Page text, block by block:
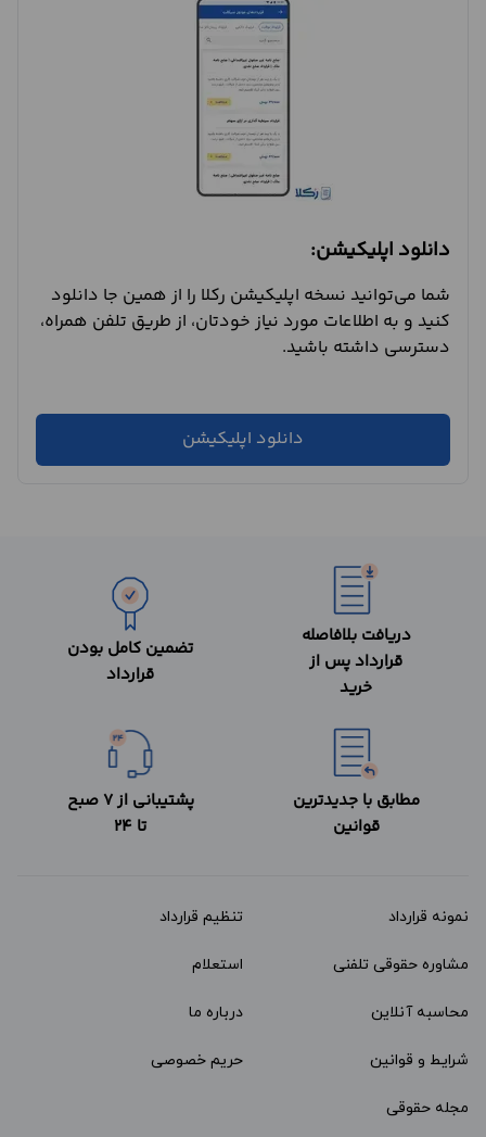
دانلود اپلیکیشن:
شما می‌توانید نسخه اپلیکیشن رکلا را از همین جا دانلود
کنید و به اطلاعات مورد نیاز خودتان، از طریق تلفن همراه،
دسترسی داشته باشید.
دانلود اپلیکیشن
دریافت بلافاصله
قرارداد پس از
خرید
تضمین کامل بودن
قرارداد
مطابق با جدیدترین
قوانین
پشتیبانی از 7 صبح
تا 24
نمونه قرارداد‌ تنظیم قرارداد
مشاوره حقوقی تلفنی استعلام
محاسبه آنلاین درباره ما
شرایط و قوانین حریم خصوصی
مجله حقوقی